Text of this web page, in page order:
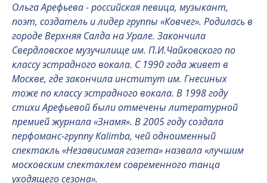
Ольга Арефьева - российская певица, музыкант,
поэт, создатель и лидер группы «Ковчег». Родилась в
городе Верхняя Салда на Урале. Закончила
Свердловское музучилище им. П.И.Чайковского по
классу эстрадного вокала. С 1990 года живет в
Москве, где закончила институт им. Гнесиных
тоже по классу эстрадного вокала. В 1998 году
стихи Арефьевой были отмечены литературной
премией журнала «Знамя». В 2005 году создала
перфоманс-группу Kalimba, чей одноименный
спектакль «Независимая газета» назвала «лучшим
московским спектаклем современного танца
уходящего сезона».